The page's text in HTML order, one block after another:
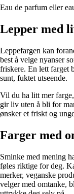
Eau de parfum eller
Lepper med
Leppefargen kan
best å velge nyanser
friskere. En lett farget
sunt, fuktet utseende.
Vil du ha litt mer
gir liv uten å bli for
ønsker et friskt og
Farger med
Sminke med mening
føles riktige for deg.
merker, veganske
velger med omtanke,